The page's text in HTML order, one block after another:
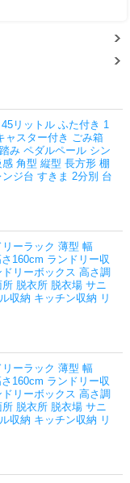
リットル ふた付き 1
ャスター付き ごみ箱
み ペダルペール シン
角型 縦型 長方形 棚
ジ台 すきま 2分別 台
ーラック 薄型 幅
160cm ランドリー収
リーボックス 高さ調
脱衣所 脱衣場 サニ
収納 キッチン収納 リ
ーラック 薄型 幅
160cm ランドリー収
リーボックス 高さ調
脱衣所 脱衣場 サニ
収納 キッチン収納 リ